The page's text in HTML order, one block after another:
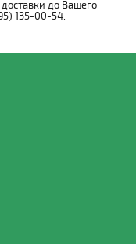
до Вашего
135-00-54.